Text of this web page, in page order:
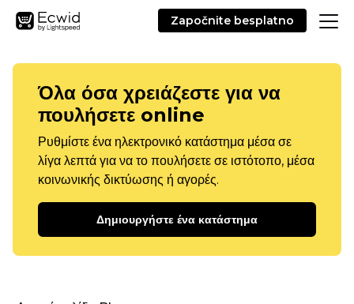
Započnite besplatno
Όλα όσα χρειάζεστε για να
πουλήσετε online
Ρυθμίστε ένα ηλεκτρονικό κατάστημα μέσα σε
λίγα λεπτά για να το πουλήσετε σε ιστότοπο, μέσα
κοινωνικής δικτύωσης ή αγορές.
Δημιουργήστε ένα κατάστημα